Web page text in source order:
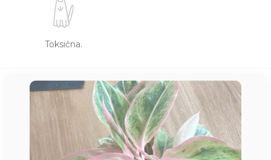
Toksična.